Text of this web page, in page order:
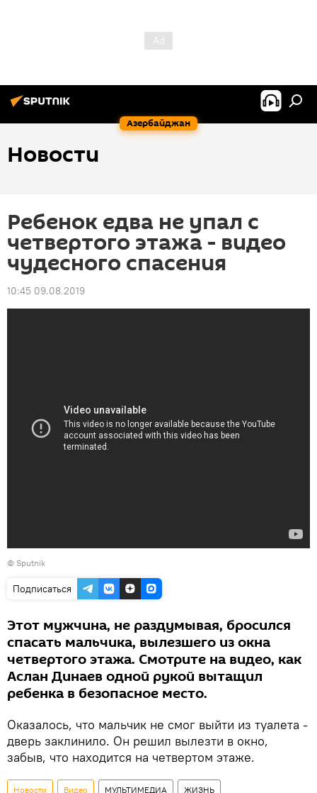
Азербайджан
Новости
Ребенок едва не упал с
четвертого этажа - видео
чудесного спасения
10:45 09.08.2019
© Sputnik
Подписаться
Этот мужчина, не раздумывая, бросился
спасать мальчика, вылезшего из окна
четвертого этажа. Смотрите на видео, как
Аслан Динаев одной рукой вытащил
ребенка в безопасное место.
Оказалось, что мальчик не смог выйти из туалета -
дверь заклинило. Он решил вылезти в окно,
забыв, что находится на четвертом этаже.
Новости Видео МУЛЬТИМЕДИА ЖИЗНЬ